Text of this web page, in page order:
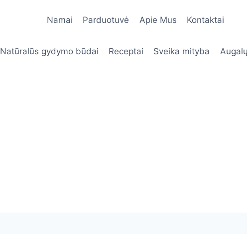
Namai Parduotuvė Apie Mus Kontaktai
Natūralūs gydymo būdai Receptai Sveika mityba